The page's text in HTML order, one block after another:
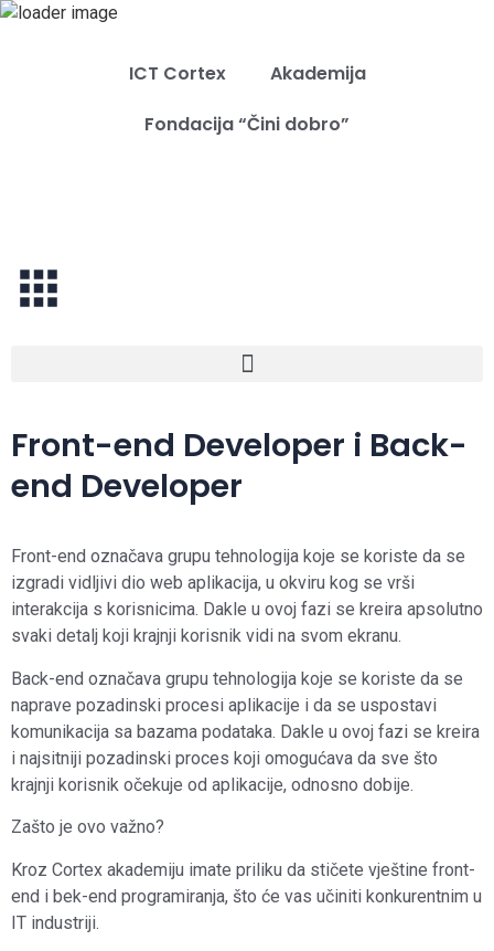
ICT Cortex
Akademija
Fondacija “Čini dobro”
Front-end Developer i Back-
end Developer
Front-end označava grupu tehnologija koje se koriste da se
izgradi vidljivi dio web aplikacija, u okviru kog se vrši
interakcija s korisnicima. Dakle u ovoj fazi se kreira apsolutno
svaki detalj koji krajnji korisnik vidi na svom ekranu.
Back-end označava grupu tehnologija koje se koriste da se
naprave pozadinski procesi aplikacije i da se uspostavi
komunikacija sa bazama podataka. Dakle u ovoj fazi se kreira
i najsitniji pozadinski proces koji omogućava da sve što
krajnji korisnik očekuje od aplikacije, odnosno dobije.
Zašto je ovo važno?
Kroz Cortex akademiju imate priliku da stičete vještine front-
end i bek-end programiranja, što će vas učiniti konkurentnim u
IT industriji.